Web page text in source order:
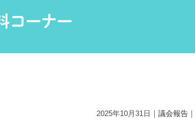
2025年10月31日｜ 議会報告 ｜